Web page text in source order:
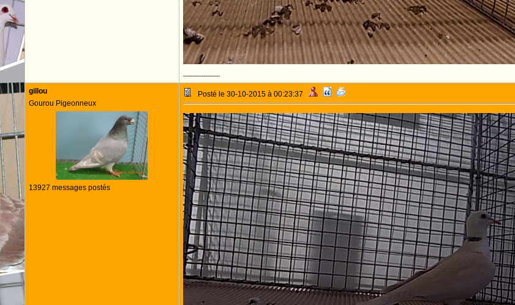
--------------------
gillou
Gourou Pigeonneux
13927 messages postés
Posté le 30-10-2015 à 00:23:37